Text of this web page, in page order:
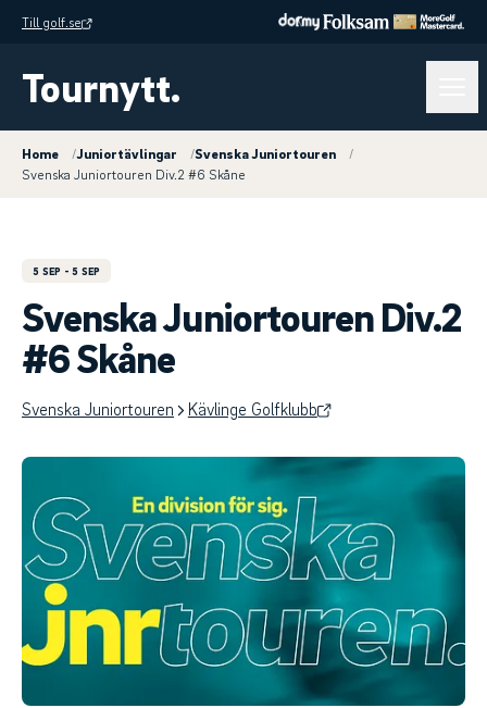
Till golf.se
Tournytt.
Home /Juniortävlingar /Svenska Juniortouren
/
Svenska Juniortouren Div.2 #6 Skåne
5 SEP - 5 SEP
Svenska Juniortouren Div.2
#6 Skåne
Svenska Juniortouren Kävlinge Golfklubb